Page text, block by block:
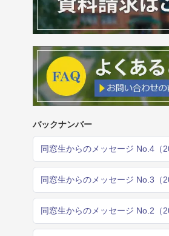
バックナンバー
同窓生からのメッセージ No.4（
同窓生からのメッセージ No.3（
同窓生からのメッセージ No.2（